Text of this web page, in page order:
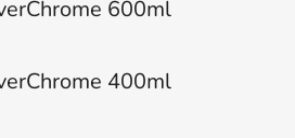
600ml
z 5 hvězdiček.
400ml
z 5 hvězdiček.